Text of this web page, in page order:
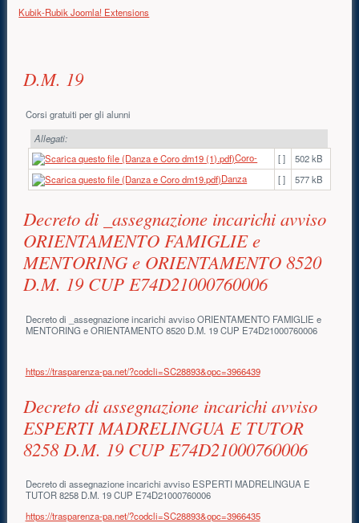
Kubik-Rubik Joomla! Extensions
D.M. 19
Corsi gratuiti per gli alunni
Allegati:
Coro-
[ ]
502 kB
Danza
[ ] 577 kB
Decreto di _assegnazione incarichi avviso
ORIENTAMENTO FAMIGLIE e
MENTORING e ORIENTAMENTO 8520
D.M. 19 CUP E74D21000760006
Decreto di _assegnazione incarichi avviso ORIENTAMENTO FAMIGLIE e
MENTORING e ORIENTAMENTO 8520 D.M. 19 CUP E74D21000760006
https://trasparenza-pa.net/?codcli=SC28893&opc=3966439
Decreto di assegnazione incarichi avviso
ESPERTI MADRELINGUA E TUTOR
8258 D.M. 19 CUP E74D21000760006
Decreto di assegnazione incarichi avviso ESPERTI MADRELINGUA E
TUTOR 8258 D.M. 19 CUP E74D21000760006
https://trasparenza-pa.net/?codcli=SC28893&opc=3966435